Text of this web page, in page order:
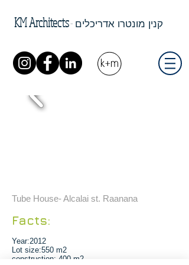
KM Architects- קנין מונטרו אדריכלים
Tube House- Alcalai st. Raanana
Facts:
Year:2012
Lot size:550 m2
construction: 400 m2